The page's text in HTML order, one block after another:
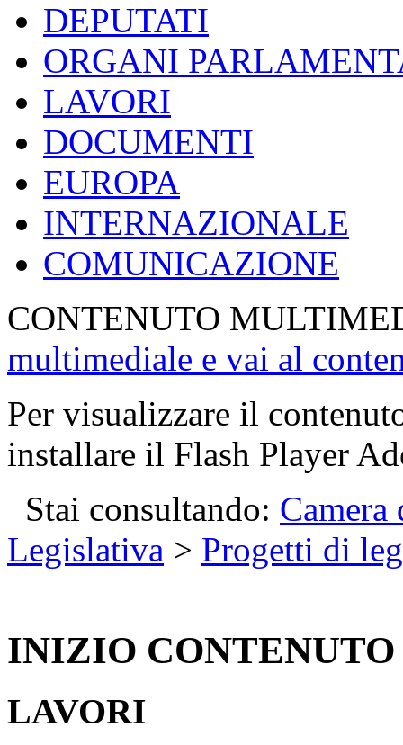
DEPUTATI
ORGANI
LAVORI
DOCUMENTI
EUROPA
INTERNAZIONALE
COMUNICAZIONE
CONTENUTO
multimediale e vai al
Per visualizzare il
installare il Flash Player
Stai consultando: Camera
Legislativa > Progetti di
INIZIO CONTENUTO
LAVORI